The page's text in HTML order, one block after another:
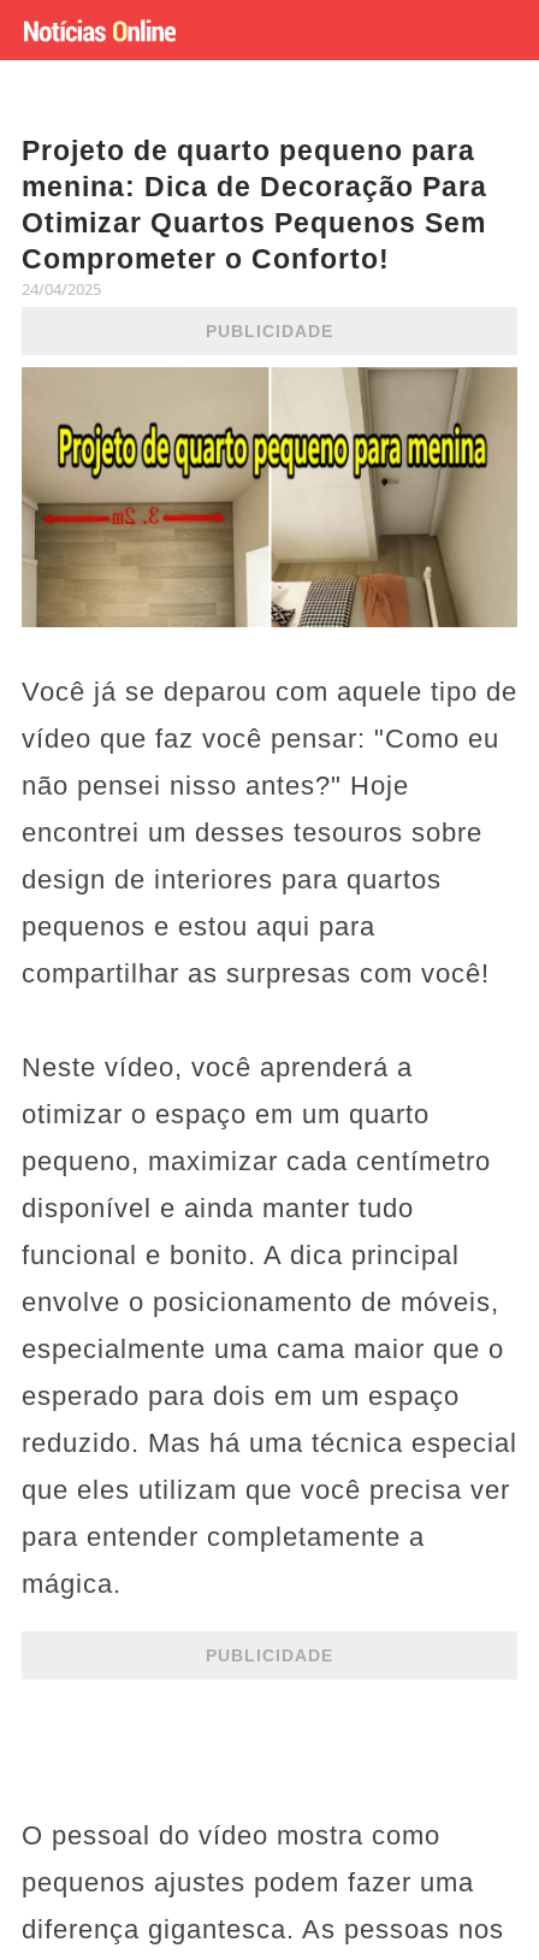
Projeto de quarto pequeno para
menina: Dica de Decoração Para
Otimizar Quartos Pequenos Sem
Comprometer o Conforto!
24/04/2025
PUBLICIDADE
Você já se deparou com aquele tipo de
vídeo que faz você pensar: "Como eu
não pensei nisso antes?" Hoje
encontrei um desses tesouros sobre
design de interiores para quartos
pequenos e estou aqui para
compartilhar as surpresas com você!
Neste vídeo, você aprenderá a
otimizar o espaço em um quarto
pequeno, maximizar cada centímetro
disponível e ainda manter tudo
funcional e bonito. A dica principal
envolve o posicionamento de móveis,
especialmente uma cama maior que o
esperado para dois em um espaço
reduzido. Mas há uma técnica especial
que eles utilizam que você precisa ver
para entender completamente a
mágica.
PUBLICIDADE
O pessoal do vídeo mostra como
pequenos ajustes podem fazer uma
diferença gigantesca. As pessoas nos